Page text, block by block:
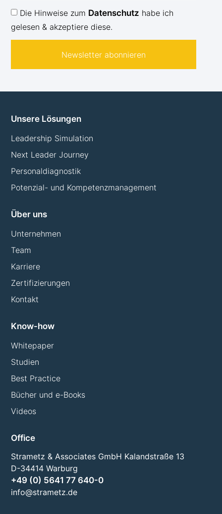
Die Hinweise zum Datenschutz habe ich
gelesen & akzeptiere diese.
Newsletter abonnieren
Unsere Lösungen
Leadership Simulation
Next Leader Journey
Personaldiagnostik
Potenzial- und Kompetenzmanagement
Über uns
Unternehmen
Team
Karriere
Zertifizierungen
Kontakt
Know-how
Whitepaper
Studien
Best Practice
Bücher und e-Books
Videos
Office
Strametz & Associates GmbH Kalandstraße 13
D-34414 Warburg
+49 (0) 5641 77 640-0
info@strametz.de